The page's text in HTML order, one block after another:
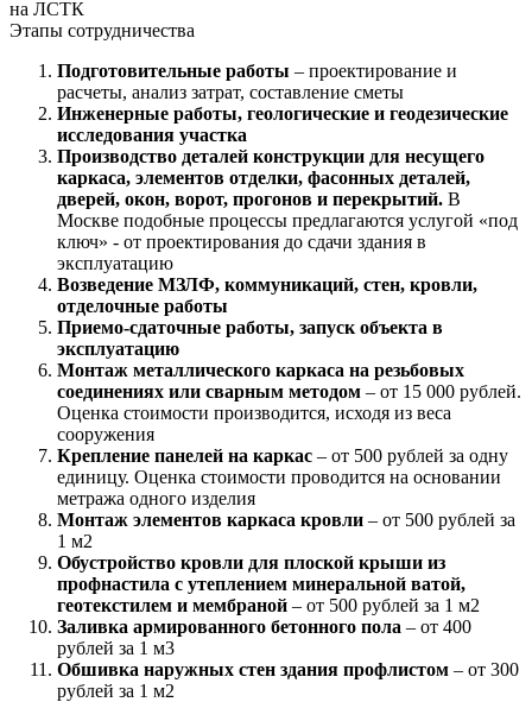
на ЛСТК
Этапы сотрудничества
Подготовительные работы – проектирование и
расчеты, анализ затрат, составление сметы
Инженерные работы, геологические и геодезические
исследования участка
Производство деталей конструкции для несущего
каркаса, элементов отделки, фасонных деталей,
дверей, окон, ворот, прогонов и перекрытий. В
Москве подобные процессы предлагаются услугой «под
ключ» - от проектирования до сдачи здания в
эксплуатацию
Возведение МЗЛФ, коммуникаций, стен, кровли,
отделочные работы
Приемо-сдаточные работы, запуск объекта в
эксплуатацию
Монтаж металлического каркаса на резьбовых
соединениях или сварным методом – от 15 000 рублей.
Оценка стоимости производится, исходя из веса
сооружения
Крепление панелей на каркас – от 500 рублей за одну
единицу. Оценка стоимости проводится на основании
метража одного изделия
Монтаж элементов каркаса кровли – от 500 рублей за
1 м2
Обустройство кровли для плоской крыши из
профнастила с утеплением минеральной ватой,
геотекстилем и мембраной – от 500 рублей за 1 м2
Заливка армированного бетонного пола – от 400
рублей за 1 м3
Обшивка наружных стен здания профлистом – от 300
рублей за 1 м2